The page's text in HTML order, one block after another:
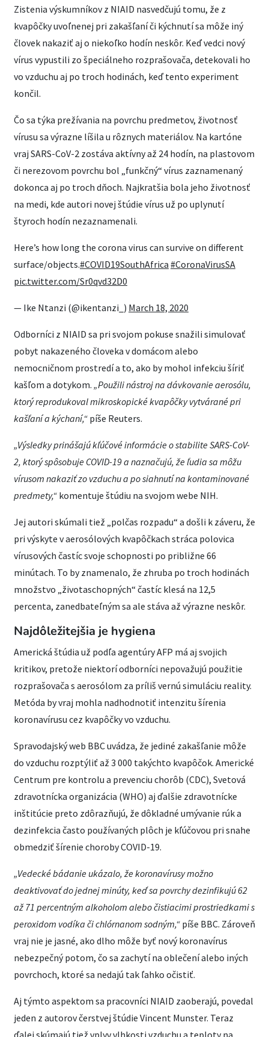
Zistenia výskumníkov z NIAID nasvedčujú tomu, že z
kvapôčky uvoľnenej pri zakašľaní či kýchnutí sa môže iný
človek nakaziť aj o niekoľko hodín neskôr. Keď vedci nový
vírus vypustili zo špeciálneho rozprašovača, detekovali ho
vo vzduchu aj po troch hodinách, keď tento experiment
končil.
Čo sa týka prežívania na povrchu predmetov, životnosť
vírusu sa výrazne líšila u rôznych materiálov. Na kartóne
vraj SARS-CoV-2 zostáva aktívny až 24 hodín, na plastovom
či nerezovom povrchu bol „funkčný“ vírus zaznamenaný
dokonca aj po troch dňoch. Najkratšia bola jeho životnosť
na medi, kde autori novej štúdie vírus už po uplynutí
štyroch hodín nezaznamenali.
Here’s how long the corona virus can survive on different
surface/objects.#COVID19SouthAfrica #CoronaVirusSA
pic.twitter.com/Sr0qvd32D0
— Ike Ntanzi (@ikentanzi_) March 18, 2020
Odborníci z NIAID sa pri svojom pokuse snažili simulovať
pobyt nakazeného človeka v domácom alebo
nemocničnom prostredí a to, ako by mohol infekciu šíriť
kašľom a dotykom. „Použili nástroj na dávkovanie aerosólu,
ktorý reprodukoval mikroskopické kvapôčky vytvárané pri
kašľaní a kýchaní,“ píše Reuters.
„Výsledky prinášajú kľúčové informácie o stabilite SARS-CoV-
2, ktorý spôsobuje COVID-19 a naznačujú, že ľudia sa môžu
vírusom nakaziť zo vzduchu a po siahnutí na kontaminované
predmety,“ komentuje štúdiu na svojom webe NIH.
Jej autori skúmali tiež „polčas rozpadu“ a došli k záveru, že
pri výskyte v aerosólových kvapôčkach stráca polovica
vírusových častíc svoje schopnosti po približne 66
minútach. To by znamenalo, že zhruba po troch hodinách
množstvo „životaschopných“ častíc klesá na 12,5
percenta, zanedbateľným sa ale stáva až výrazne neskôr.
Najdôležitejšia je hygiena
Americká štúdia už podľa agentúry AFP má aj svojich
kritikov, pretože niektorí odborníci nepovažujú použitie
rozprašovača s aerosólom za príliš vernú simuláciu reality.
Metóda by vraj mohla nadhodnotiť intenzitu šírenia
koronavírusu cez kvapôčky vo vzduchu.
Spravodajský web BBC uvádza, že jediné zakašľanie môže
do vzduchu rozptýliť až 3 000 takýchto kvapôčok. Americké
Centrum pre kontrolu a prevenciu chorôb (CDC), Svetová
zdravotnícka organizácia (WHO) aj ďalšie zdravotnícke
inštitúcie preto zdôrazňujú, že dôkladné umývanie rúk a
dezinfekcia často používaných plôch je kľúčovou pri snahe
obmedziť šírenie choroby COVID-19.
„Vedecké bádanie ukázalo, že koronavírusy možno
deaktivovať do jednej minúty, keď sa povrchy dezinfikujú 62
až 71 percentným alkoholom alebo čistiacimi prostriedkami s
peroxidom vodíka či chlórnanom sodným,“ píše BBC. Zároveň
vraj nie je jasné, ako dlho môže byť nový koronavírus
nebezpečný potom, čo sa zachytí na oblečení alebo iných
povrchoch, ktoré sa nedajú tak ľahko očistiť.
Aj týmto aspektom sa pracovníci NIAID zaoberajú, povedal
jeden z autorov čerstvej štúdie Vincent Munster. Teraz
ďalej skúmajú tiež vplyv vlhkosti vzduchu a teploty na